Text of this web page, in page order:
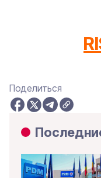
Поделиться